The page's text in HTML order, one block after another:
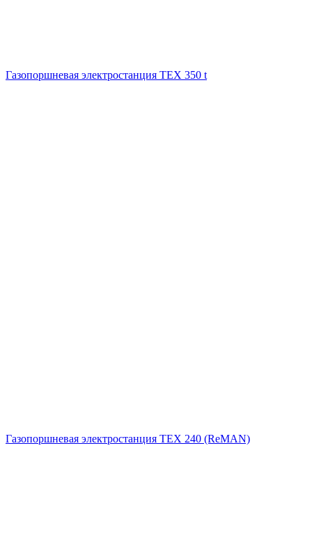
Газопоршневая электростанция ТЕХ 350 t
Газопоршневая электростанция ТЕХ 240 (ReMAN)